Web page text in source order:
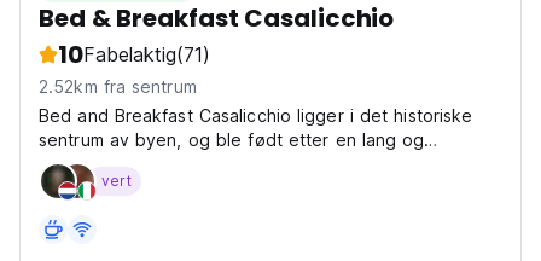
Bed & Breakfast Casalicchio
10Fabelaktig(71)
2.52km fra sentrum
Bed and Breakfast Casalicchio ligger i det historiske
sentrum av byen, og ble født etter en lang og
omhyggelig restaurering av en gammel Trapani-bolig av
det syttende århundre. The Bed and Breakfast
sicilianske...
vert